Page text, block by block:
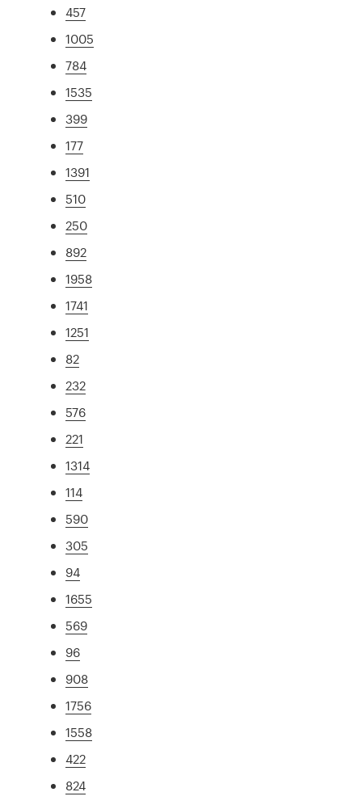
457
1005
784
1535
399
177
1391
510
250
892
1958
1741
1251
82
232
576
221
1314
114
590
305
94
1655
569
96
908
1756
1558
422
824